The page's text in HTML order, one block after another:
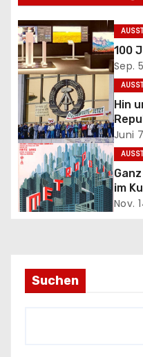
s
n
a
v
i
g
a
o
100
Sep.
Hin
Juni
im
Nov.
Suchen